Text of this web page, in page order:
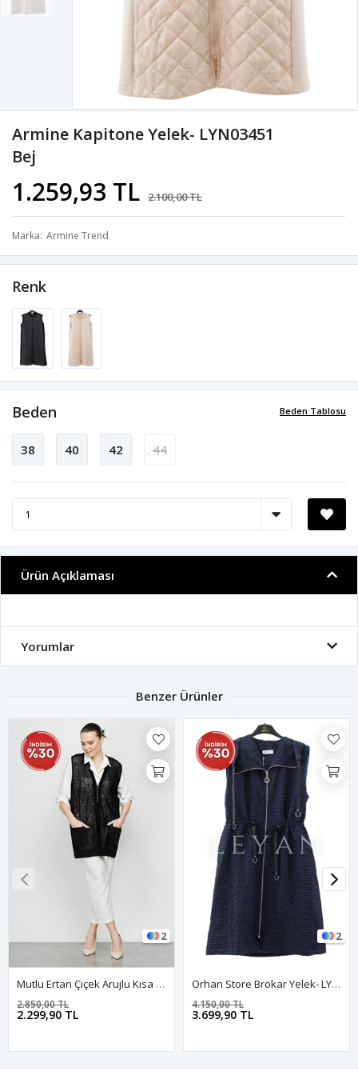
Armine Kapitone Yelek- LYN03451
Bej
1.259,93 TL 2.100,00 TL
Marka Armine Trend
Renk
Beden Tablosu
Beden
38 40 42 44
Ürün Açıklaması
Yorumlar
Benzer Ürünler
2
Mutlu Ertan Çiçek Arujlu Kısa Yelek- LYN03646 Siyah
2.299,90 TL
2.850,00 TL
2
Orhan Store Brokar Yelek- LYN04145 Lacivert
3.699,90 TL
4.150,00 TL